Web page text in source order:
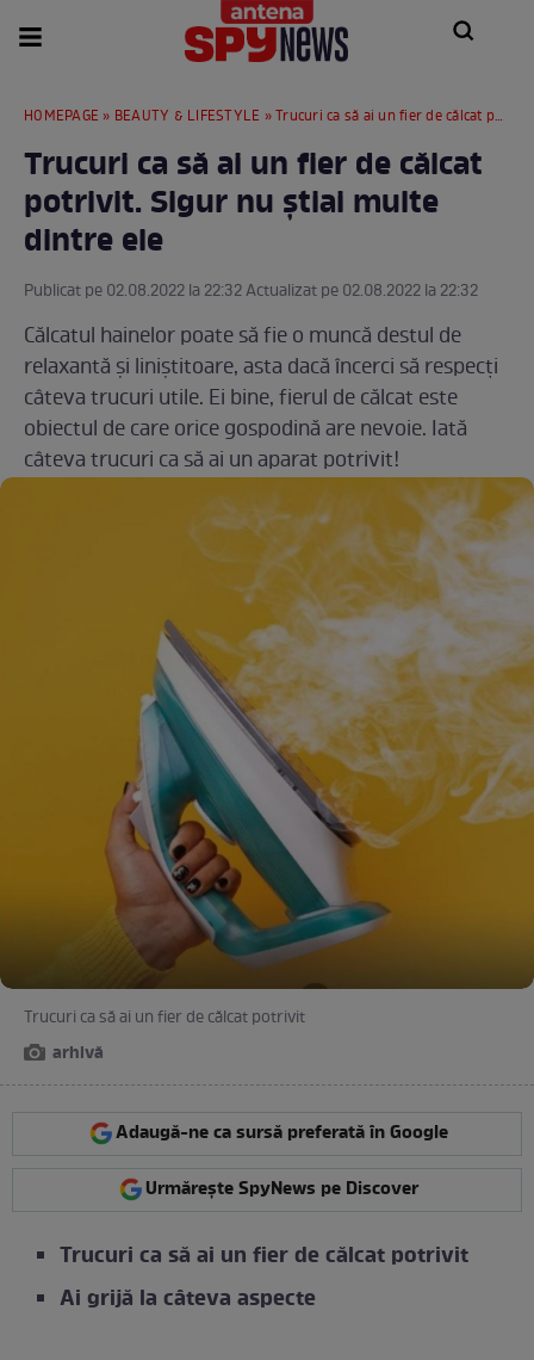
HOMEPAGE » BEAUTY & LIFESTYLE » Trucuri ca să ai un fier de călcat potrivit. Sigur nu știai multe dintre ele
Trucuri ca să ai un fier de călcat
potrivit. Sigur nu știai multe
dintre ele
Publicat pe 02.08.2022 la 22:32 Actualizat pe 02.08.2022 la 22:32
Călcatul hainelor poate să fie o muncă destul de
relaxantă și liniștitoare, asta dacă încerci să respecți
câteva trucuri utile. Ei bine, fierul de călcat este
obiectul de care orice gospodină are nevoie. Iată
câteva trucuri ca să ai un aparat potrivit!
Trucuri ca să ai un fier de călcat potrivit
arhivă
Adaugă-ne ca sursă preferată în Google
Urmărește SpyNews pe Discover
Trucuri ca să ai un fier de călcat potrivit
Ai grijă la câteva aspecte